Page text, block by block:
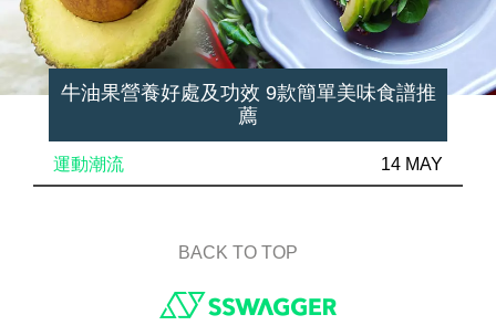
牛油果營養好處及功效 9款簡單美味食譜推
薦
運動潮流 14 MAY
BACK TO TOP